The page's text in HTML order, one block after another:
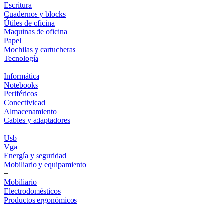
Escritura
Cuadernos y blocks
Útiles de oficina
Maquinas de oficina
Papel
Mochilas y cartucheras
Tecnología
+
Informática
Notebooks
Periféricos
Conectividad
Almacenamiento
Cables y adaptadores
+
Usb
Vga
Energía y seguridad
Mobiliario y equipamiento
+
Mobiliario
Electrodomésticos
Productos ergonómicos